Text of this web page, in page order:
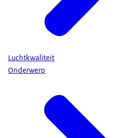
Luchtkwaliteit
Onderwerp